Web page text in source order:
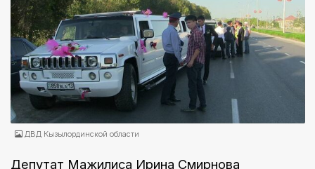
ДВД Кызылординской области
Депутат Мажилиса Ирина Смирнова